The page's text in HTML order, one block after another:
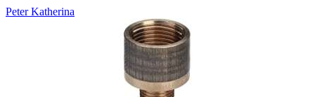
Peter Katherina